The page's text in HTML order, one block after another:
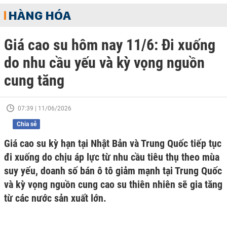
HÀNG HÓA
Giá cao su hôm nay 11/6: Đi xuống
do nhu cầu yếu và kỳ vọng nguồn
cung tăng
07:39 | 11/06/2026
Chia sẻ
Giá cao su kỳ hạn tại Nhật Bản và Trung Quốc tiếp tục
đi xuống do chịu áp lực từ nhu cầu tiêu thụ theo mùa
suy yếu, doanh số bán ô tô giảm mạnh tại Trung Quốc
và kỳ vọng nguồn cung cao su thiên nhiên sẽ gia tăng
từ các nước sản xuất lớn.